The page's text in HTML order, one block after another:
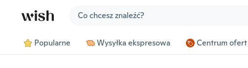
Popularne Wysyłka ekspresowa Centrum